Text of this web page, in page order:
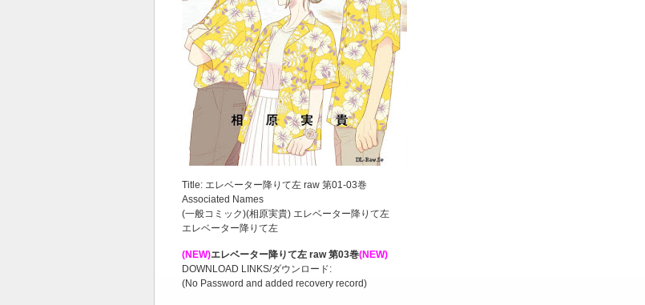
Title: エレベーター降りて左 raw 第01-03巻
Associated Names
(一般コミック)(相原実貴) エレベーター降りて左
エレベーター降りて左
(NEW)エレベーター降りて左 raw 第03巻(NEW)
DOWNLOAD LINKS/ダウンロード:
(No Password and added recovery record)